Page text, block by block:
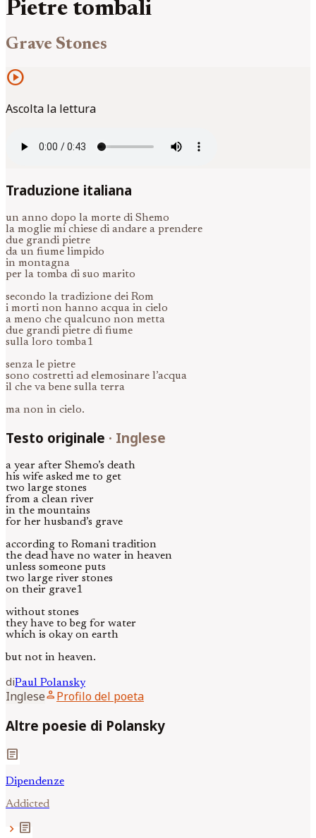
Pietre tombali
Grave Stones
play_circle
Ascolta la lettura
Traduzione italiana
un anno dopo la morte di Shemo
la moglie mi chiese di andare a prendere
due grandi pietre
da un fiume limpido
in montagna
per la tomba di suo marito
secondo la tradizione dei Rom
i morti non hanno acqua in cielo
a meno che qualcuno non metta
due grandi pietre di fiume
sulla loro tomba1
senza le pietre
sono costretti ad elemosinare l’acqua
il che va bene sulla terra
ma non in cielo.
Testo originale · Inglese
a year after Shemo’s death
his wife asked me to get
two large stones
from a clean river
in the mountains
for her husband’s grave
according to Romani tradition
the dead have no water in heaven
unless someone puts
two large river stones
on their grave1
without stones
they have to beg for water
which is okay on earth
but not in heaven.
diPaul Polansky
Ingleseperson Profilo del poeta
Altre poesie di Polansky
article
Dipendenze
Addicted
chevron_right article